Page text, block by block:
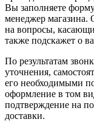
Вы заполняете
менеджер магазина.
на вопросы,
также подскажет о
По результатам
уточнения,
его необходимыми
оформление в том
подтверждение на
доставки.